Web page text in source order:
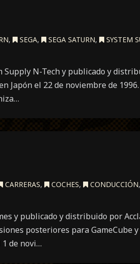
, SEGA, SEGA SATURN, SYSTEM
Supply N-Tech y publicado y
Japón el 22 de noviembre de
CARRERAS, COCHES, CONDUCCIÓN,
y publicado y distribuido por
posteriores para GameCube y
de novi…